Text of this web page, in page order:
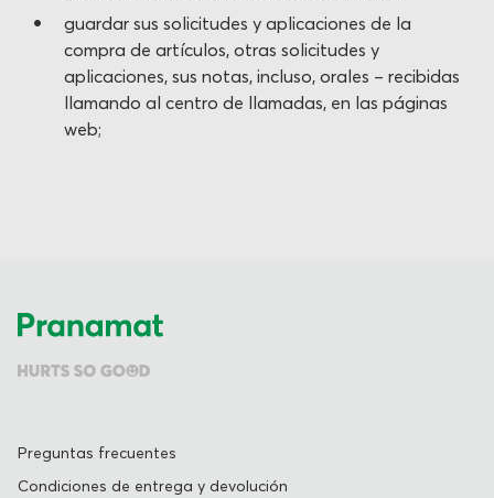
guardar sus solicitudes y aplicaciones de la
compra de artículos, otras solicitudes y
aplicaciones, sus notas, incluso, orales – recibidas
llamando al centro de llamadas, en las páginas
web;
Preguntas frecuentes
Condiciones de entrega y devolución